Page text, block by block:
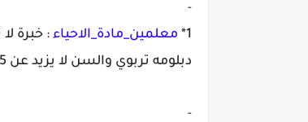
-
1* معلمين_مادة_الاحياء : خبرة
دبلومه تربوي والسن لا يزيد عن 45 سنه والمقابلة ٢٩ ابريل من الساعه 11 ص الي الساعه 1 ظ
-